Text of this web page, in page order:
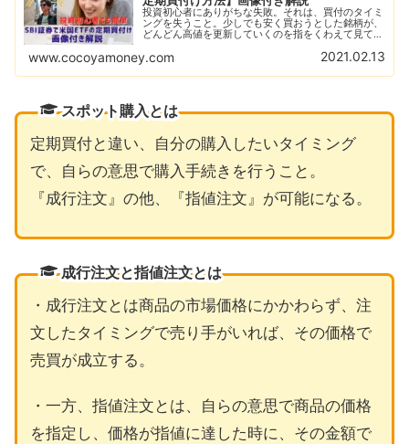
投資初心者にありがちな失敗。それは、買付のタイミ
ングを失うこと。少しでも安く買おうとした銘柄が、
どんどん高値を更新していくのを指をくわえて見てい
する方法である定期買付を画像付きで解説します。
www.cocoyamoney.com 2021.02.13
スポット購入とは
定期買付と違い、自分の購入したいタイミング
で、自らの意思で購入手続きを行うこと。
『成行注文』の他、『指値注文』が可能になる。
成行注文と指値注文とは
・成行注文とは商品の市場価格にかかわらず、注
文したタイミングで売り手がいれば、その価格で
売買が成立する。
・一方、指値注文とは、自らの意思で商品の価格
を指定し、価格が指値に達した時に、その金額で